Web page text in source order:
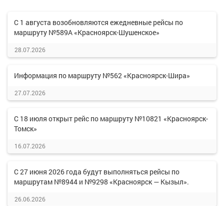
С 1 августа возобновляются ежедневные рейсы по
маршруту №589А «Красноярск-Шушенское»
28.07.2026
Информация по маршруту №562 «Красноярск-Шира»
27.07.2026
С 18 июля открыт рейс по маршруту №10821 «Красноярск-
Томск»
16.07.2026
С 27 июня 2026 года будут выполняться рейсы по
маршрутам №8944 и №9298 «Красноярск — Кызыл».
26.06.2026